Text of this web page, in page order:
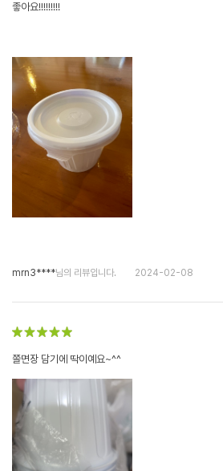
좋아요!!!!!!!!!
mrn3****님의 리뷰입니다. 2024-02-08
쫄면장 담기에 딱이예요~^^